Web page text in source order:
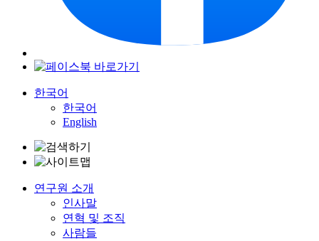
한국어
한국어
English
연구원 소개
인사말
연혁 및 조직
사람들